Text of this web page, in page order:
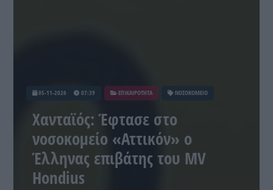
05-11-2026 07:39 ΕΠΙΚΑΙΡΟΤΗΤΑ ΝΟΣΟΚΟΜΕΙΟ
Χανταϊός: Έφτασε στο
νοσοκομείο «Αττικόν» ο
Έλληνας επιβάτης του MV
Hondius